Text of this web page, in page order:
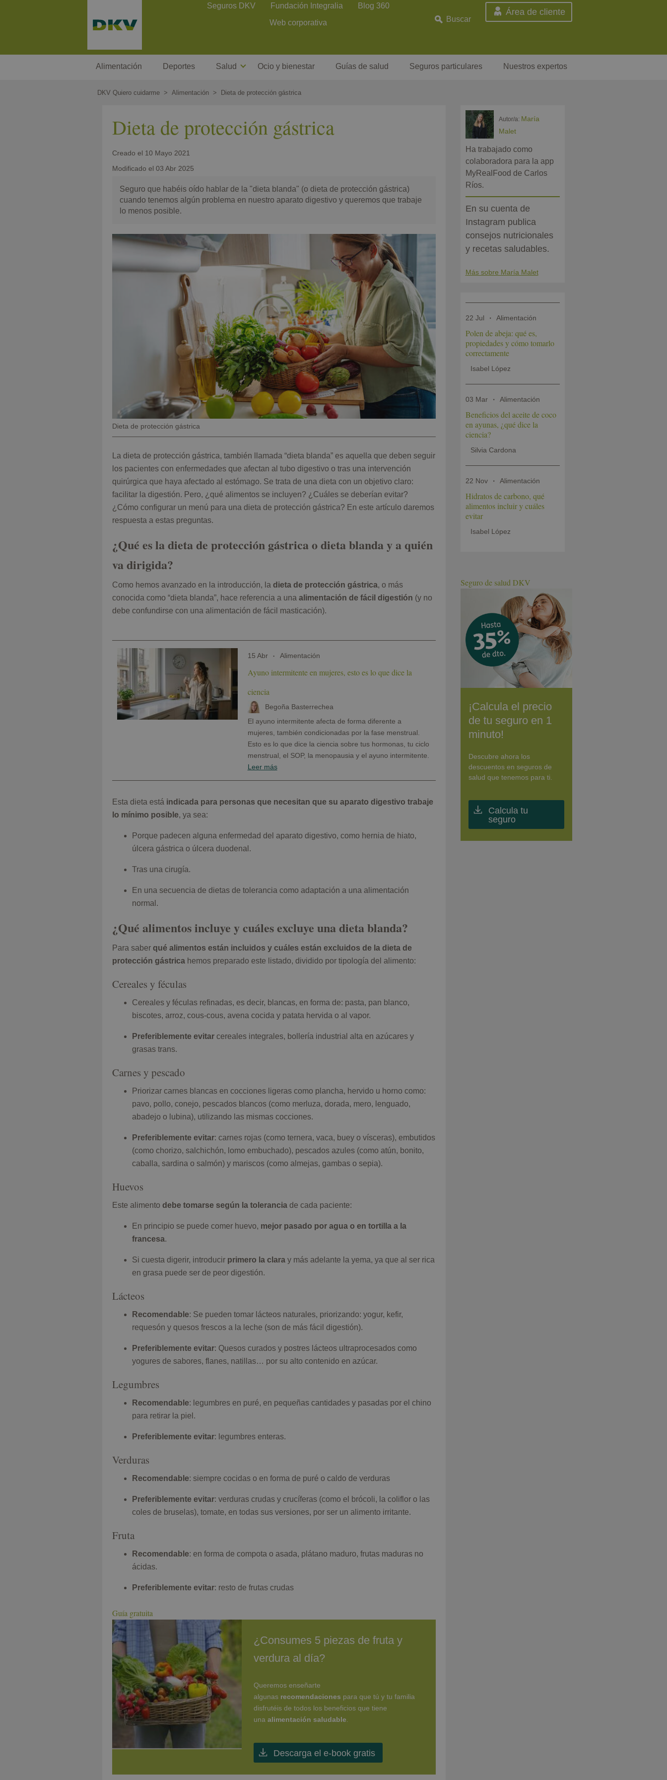
Contact HeaderSeguros DKV Fundación Integralia
Blog 360
Web corporativa
Buscar
Área de cliente
Alimentación Deportes Salud Ocio y bienestar Guías de salud Seguros particulares Nuestros expertos
DKV Quiero cuidarme Alimentación Dieta de protección gástrica
Dieta de protección gástrica
Creado el 10 Mayo 2021
Modificado el 03 Abr 2025
Seguro que habéis oído hablar de la "dieta blanda" (o dieta de protección gástrica)
cuando tenemos algún problema en nuestro aparato digestivo y queremos que trabaje
lo menos posible.
Pie
de
Dieta de protección gástrica
La dieta de protección gástrica, también llamada “dieta blanda” es aquella que deben seguir
los pacientes con enfermedades que afectan al tubo digestivo o tras una intervención
quirúrgica que haya afectado al estómago. Se trata de una dieta con un objetivo claro:
facilitar la digestión. Pero, ¿qué alimentos se incluyen? ¿Cuáles se deberían evitar?
¿Cómo configurar un menú para una dieta de protección gástrica? En este artículo daremos
respuesta a estas preguntas.
¿Qué es la dieta de protección gástrica o dieta blanda y a quién
va dirigida?
Como hemos avanzado en la introducción, la dieta de protección gástrica, o más
conocida como “dieta blanda”, hace referencia a una alimentación de fácil digestión (y no
debe confundirse con una alimentación de fácil masticación).
15 Abr Alimentación
Ayuno intermitente en mujeres, esto es lo que dice la
ciencia
Begoña Basterrechea
El ayuno intermitente afecta de forma diferente a
mujeres, también condicionadas por la fase menstrual.
Esto es lo que dice la ciencia sobre tus hormonas, tu ciclo
menstrual, el SOP, la menopausia y el ayuno intermitente.
Leer más
Esta dieta está indicada para personas que necesitan que su aparato digestivo trabaje
lo mínimo posible, ya sea:
Porque padecen alguna enfermedad del aparato digestivo, como hernia de hiato,
úlcera gástrica o úlcera duodenal.
Tras una cirugía.
En una secuencia de dietas de tolerancia como adaptación a una alimentación
normal.
¿Qué alimentos incluye y cuáles excluye una dieta blanda?
Para saber qué alimentos están incluidos y cuáles están excluidos de la dieta de
protección gástrica hemos preparado este listado, dividido por tipología del alimento:
Cereales y féculas
Cereales y féculas refinadas, es decir, blancas, en forma de: pasta, pan blanco,
biscotes, arroz, cous-cous, avena cocida y patata hervida o al vapor.
Preferiblemente evitar cereales integrales, bollería industrial alta en azúcares y
grasas trans.
Carnes y pescado
Priorizar carnes blancas en cocciones ligeras como plancha, hervido u horno como:
pavo, pollo, conejo, pescados blancos (como merluza, dorada, mero, lenguado,
abadejo o lubina), utilizando las mismas cocciones.
Preferiblemente evitar: carnes rojas (como ternera, vaca, buey o vísceras), embutidos
(como chorizo, salchichón, lomo embuchado), pescados azules (como atún, bonito,
caballa, sardina o salmón) y mariscos (como almejas, gambas o sepia).
Huevos
Este alimento debe tomarse según la tolerancia de cada paciente:
En principio se puede comer huevo, mejor pasado por agua o en tortilla a la
francesa.
Si cuesta digerir, introducir primero la clara y más adelante la yema, ya que al ser rica
en grasa puede ser de peor digestión.
Lácteos
Recomendable: Se pueden tomar lácteos naturales, priorizando: yogur, kefir,
requesón y quesos frescos a la leche (son de más fácil digestión).
Preferiblemente evitar: Quesos curados y postres lácteos ultraprocesados como
yogures de sabores, flanes, natillas… por su alto contenido en azúcar.
Legumbres
Recomendable: legumbres en puré, en pequeñas cantidades y pasadas por el chino
para retirar la piel.
Preferiblemente evitar: legumbres enteras.
Verduras
Recomendable: siempre cocidas o en forma de puré o caldo de verduras
Preferiblemente evitar: verduras crudas y crucíferas (como el brócoli, la coliflor o las
coles de bruselas), tomate, en todas sus versiones, por ser un alimento irritante.
Fruta
Recomendable: en forma de compota o asada, plátano maduro, frutas maduras no
ácidas.
Preferiblemente evitar: resto de frutas crudas
Guía gratuita
¿Consumes 5 piezas de fruta y
verdura al día?
Queremos enseñarte
algunas recomendaciones para que tú y tu familia
disfrutéis de todos los beneficios que tiene
una alimentación saludable
Descarga el e-book gratis
Autor/a: María
Malet
Ha trabajado como
colaboradora para la app
MyRealFood de Carlos
Ríos.
En su cuenta de
Instagram publica
consejos nutricionales
y recetas saludables.
Más sobre María Malet
22 Jul Alimentación
Polen de abeja: qué es,
propiedades y cómo tomarlo
correctamente
Isabel López
03 Mar Alimentación
Beneficios del aceite de coco
en ayunas, ¿qué dice la
ciencia?
Silvia Cardona
22 Nov Alimentación
Hidratos de carbono, qué
alimentos incluir y cuáles
evitar
Isabel López
Seguro de salud DKV
¡Calcula el precio
de tu seguro en 1
minuto!
Descubre ahora los
descuentos en seguros de
salud que tenemos para ti.
Calcula tu
seguro